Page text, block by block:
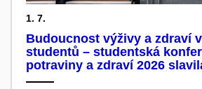
1. 7.
Budoucnost výživy a zdraví
studentů – studentská
potraviny a zdraví 2026